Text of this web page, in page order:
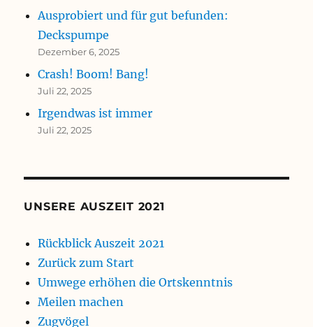
Ausprobiert und für gut befunden:
Deckspumpe
Dezember 6, 2025
Crash! Boom! Bang!
Juli 22, 2025
Irgendwas ist immer
Juli 22, 2025
UNSERE AUSZEIT 2021
Rückblick Auszeit 2021
Zurück zum Start
Umwege erhöhen die Ortskenntnis
Meilen machen
Zugvögel